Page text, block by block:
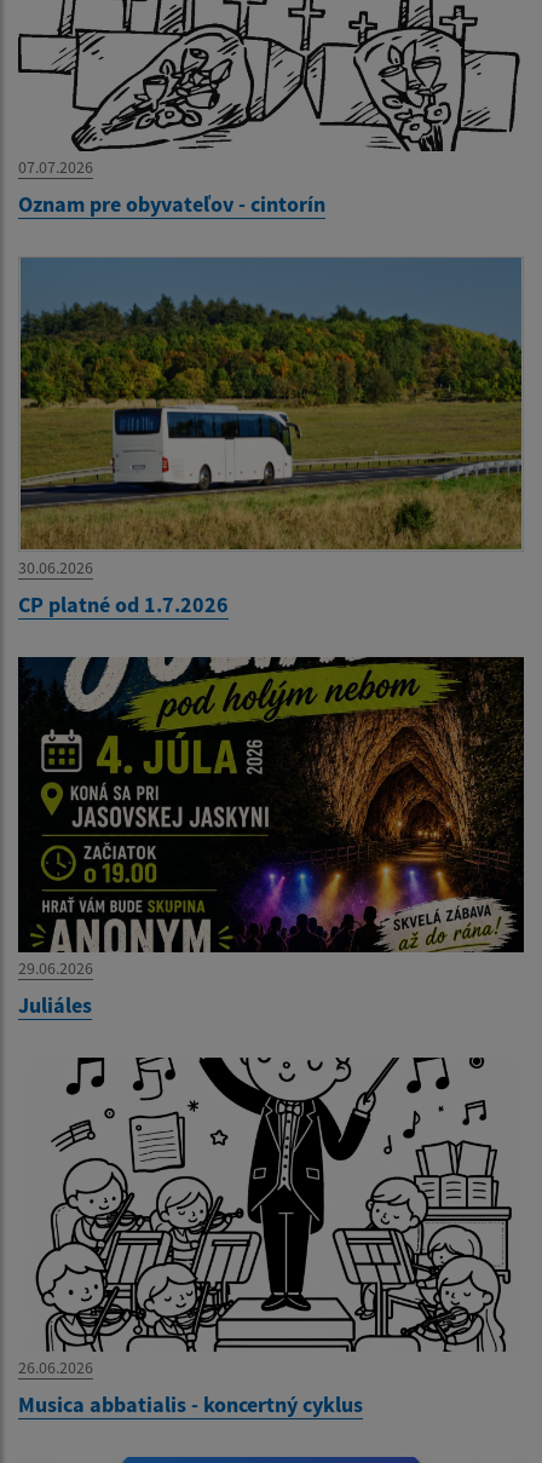
07.07.2026
Oznam pre obyvateľov - cintorín
30.06.2026
CP platné od 1.7.2026
29.06.2026
Juliáles
26.06.2026
Musica abbatialis - koncertný cyklus